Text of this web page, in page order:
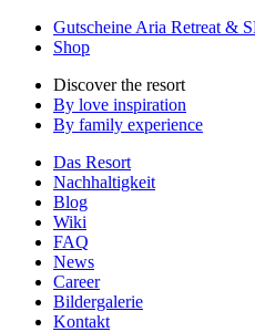
Gutscheine Aria Retreat &
Shop
Discover the resort
By love inspiration
By family experience
Das Resort
Nachhaltigkeit
Blog
Wiki
FAQ
News
Career
Bildergalerie
Kontakt